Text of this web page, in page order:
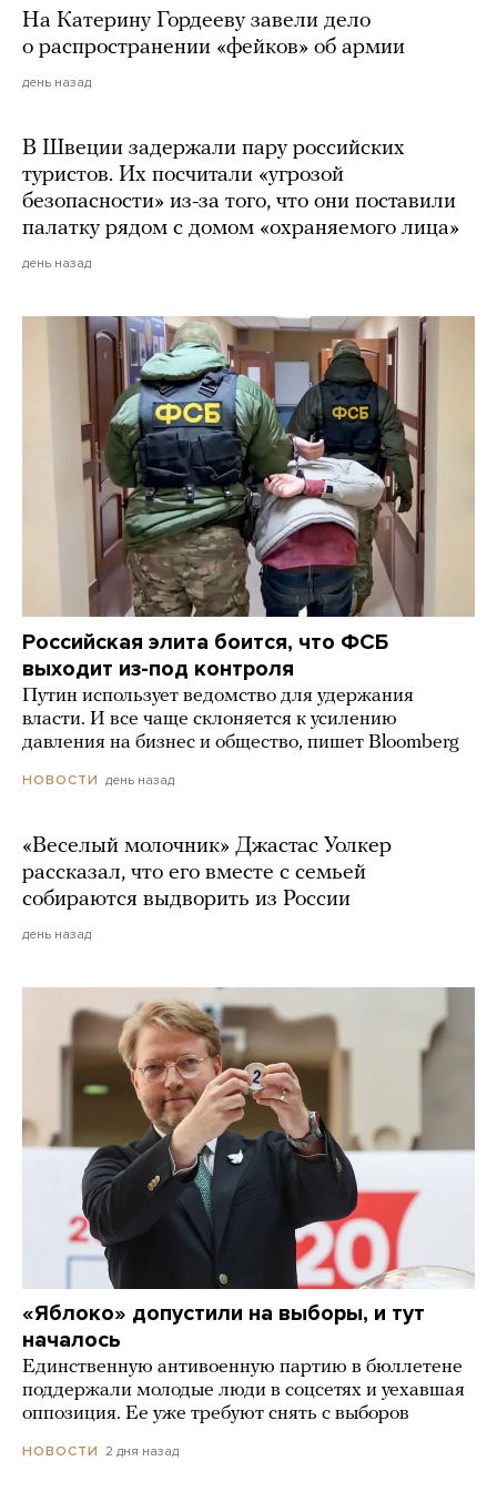
На Катерину Гордееву завели дело
о распространении «фейков» об армии
день назад
В Швеции задержали пару российских
туристов. Их посчитали «угрозой
безопасности» из-за того, что они поставили
палатку рядом с домом «охраняемого лица»
день назад
Российская элита боится, что ФСБ
выходит из-под контроля
Путин использует ведомство для удержания
власти. И все чаще склоняется к усилению
давления на бизнес и общество, пишет Bloomberg
НОВОСТИ день назад
«Веселый молочник» Джастас Уолкер
рассказал, что его вместе с семьей
собираются выдворить из России
день назад
«Яблоко» допустили на выборы, и тут
началось
Единственную антивоенную партию в бюллетене
поддержали молодые люди в соцсетях и уехавшая
оппозиция. Ее уже требуют снять с выборов
НОВОСТИ 2 дня назад